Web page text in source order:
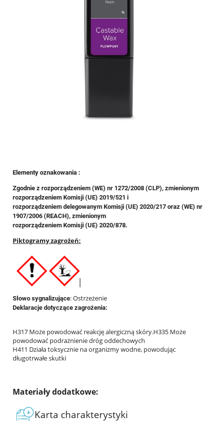
Elementy oznakowania :
Zgodnie z rozporządzeniem (WE) nr 1272/2008 (CLP), zmienionym
rozporządzeniem Komisji (UE) 2019/521 i
rozporządzeniem delegowanym Komisji (UE) 2020/217 oraz (WE) nr
1907/2006 (REACH), zmienionym
rozporządzeniem Komisji (UE) 2020/878.
Piktogramy zagrożeń:
Słowo sygnalizujące: Ostrzeżenie
Deklaracje dotyczące zagrożenia:
H317 Może powodować reakcję alergiczną skóry.H335 Może
powodować podrażnienie dróg oddechowych
H411 Działa toksycznie na organizmy wodne, powodując
długotrwałe skutki
Materiały dodatkowe:
Karta charakterystyki